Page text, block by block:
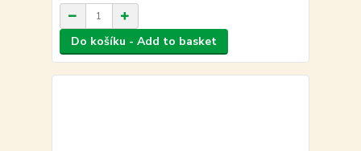
Do košíku - Add to basket